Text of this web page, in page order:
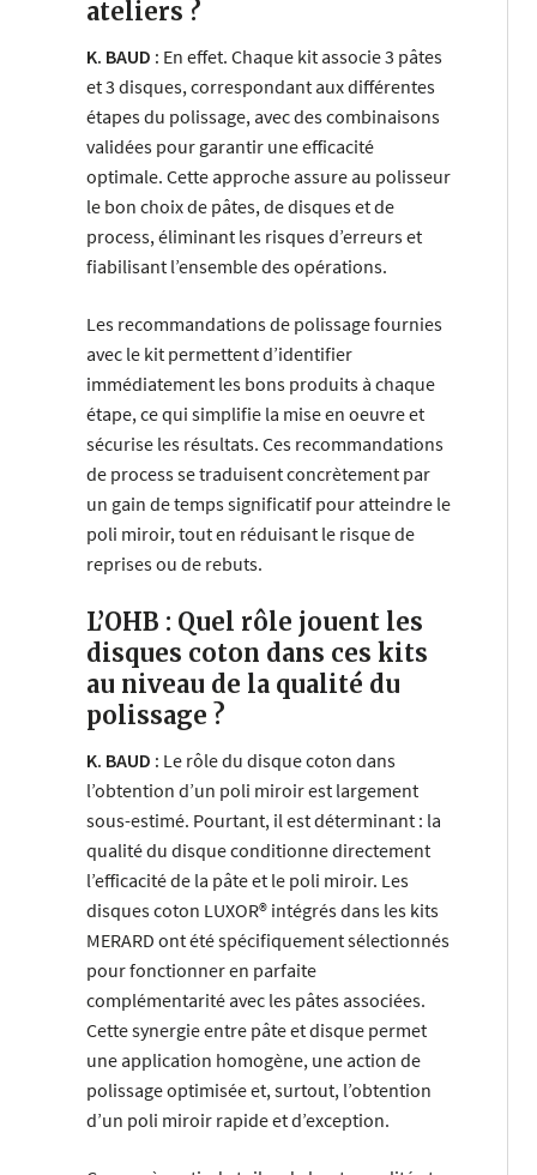
ateliers ?
K. BAUD : En effet. Chaque kit associe 3 pâtes
et 3 disques, correspondant aux différentes
étapes du polissage, avec des combinaisons
validées pour garantir une efficacité
optimale. Cette approche assure au polisseur
le bon choix de pâtes, de disques et de
process, éliminant les risques d’erreurs et
fiabilisant l’ensemble des opérations.
Les recommandations de polissage fournies
avec le kit permettent d’identifier
immédiatement les bons produits à chaque
étape, ce qui simplifie la mise en oeuvre et
sécurise les résultats. Ces recommandations
de process se traduisent concrètement par
un gain de temps significatif pour atteindre le
poli miroir, tout en réduisant le risque de
reprises ou de rebuts.
L’OHB : Quel rôle jouent les
disques coton dans ces kits
au niveau de la qualité du
polissage ?
K. BAUD : Le rôle du disque coton dans
l’obtention d’un poli miroir est largement
sous-estimé. Pourtant, il est déterminant : la
qualité du disque conditionne directement
l’efficacité de la pâte et le poli miroir. Les
disques coton LUXOR® intégrés dans les kits
MERARD ont été spécifiquement sélectionnés
pour fonctionner en parfaite
complémentarité avec les pâtes associées.
Cette synergie entre pâte et disque permet
une application homogène, une action de
polissage optimisée et, surtout, l’obtention
d’un poli miroir rapide et d’exception.